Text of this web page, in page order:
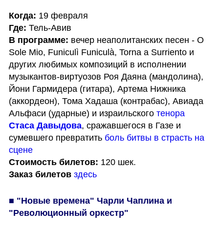
Когда:
Где:
В программе: вечер неаполитанских песен - O
Sole Mio, Funiculì Funiculà, Torna a Surriento и
других любимых композиций в исполнении
музыкантов-виртуозов Роя Даяна (мандолина),
Йони Гармидера (гитара), Артема Нижника
(аккордеон), Тома Хадаша (контрабас), Авиада
Альфаси (ударные) и израильского
тенора
Стаса Давыдова, сражавшегося в Газе и
сумевшего превратить боль битвы в страсть на
сцене
Стоимость билетов:
Заказ билетов здесь
■ "Новые времена" Чарли Чаплина и
"Революционный оркестр"